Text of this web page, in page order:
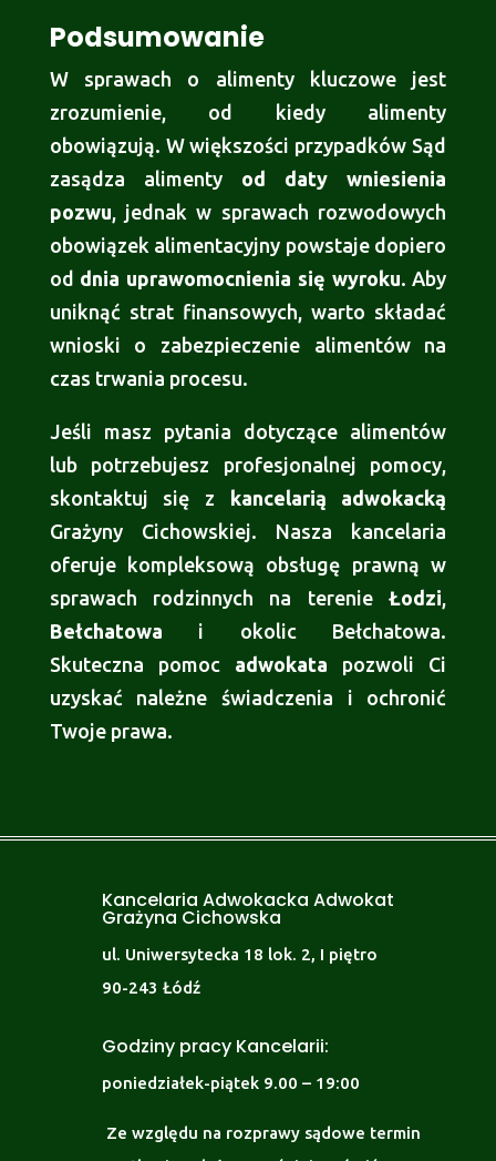
Podsumowanie
W sprawach o alimenty kluczowe jest
zrozumienie, od kiedy alimenty
obowiązują. W większości przypadków Sąd
zasądza alimenty od daty wniesienia
pozwu, jednak w sprawach rozwodowych
obowiązek alimentacyjny powstaje dopiero
od dnia uprawomocnienia się wyroku. Aby
uniknąć strat finansowych, warto składać
wnioski o zabezpieczenie alimentów na
czas trwania procesu.
Jeśli masz pytania dotyczące alimentów
lub potrzebujesz profesjonalnej pomocy,
skontaktuj się z
kancelarią adwokacką
Grażyny Cichowskiej. Nasza kancelaria
oferuje kompleksową obsługę prawną w
sprawach rodzinnych na terenieŁodzi,
Bełchatowa i okolic Bełchatowa.
Skuteczna pomoc adwokata pozwoli Ci
uzyskać należne świadczenia i ochronić
Twoje prawa.
Kancelaria Adwokacka Adwokat
Grażyna Cichowska
ul. Uniwersytecka 18 lok. 2, I piętro
90-243 Łódź
Godziny pracy Kancelarii:
poniedziałek-piątek 9.00 – 19:00
Ze względu na rozprawy sądowe termin